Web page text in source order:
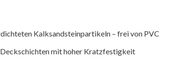
Kalksandsteinpartikeln – frei von PVC
mit hoher Kratzfestigkeit